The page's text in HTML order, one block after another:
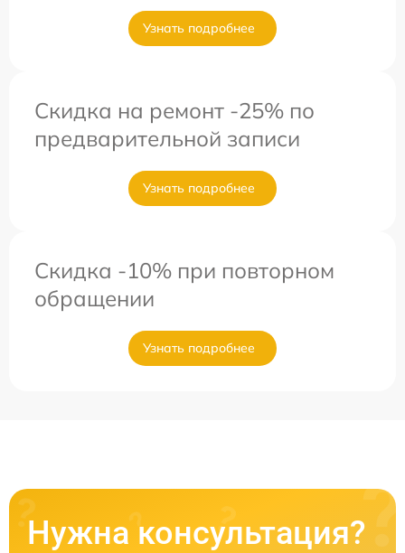
Узнать подробнее
Скидка на ремонт -25% по
предварительной записи
Узнать подробнее
Скидка -10% при повторном
обращении
Узнать подробнее
Нужна консультация?